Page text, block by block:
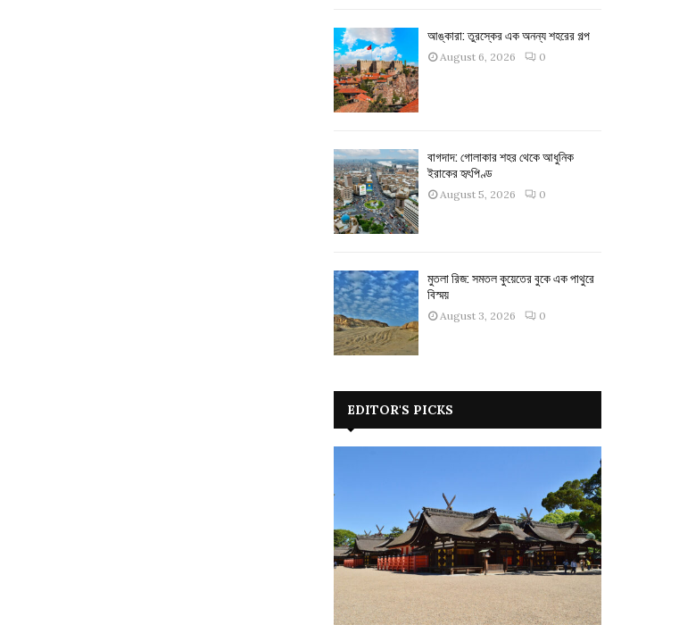
আঙ্কারা: তুরস্কের এক অনন্য শহরের গল্প
August 6, 2026 0
বাগদাদ: গোলাকার শহর থেকে আধুনিক
ইরাকের হৃৎপিণ্ড
August 5, 2026 0
মুতলা রিজ: সমতল কুয়েতের বুকে এক পাথুরে
বিস্ময়
August 3, 2026 0
EDITOR'S PICKS